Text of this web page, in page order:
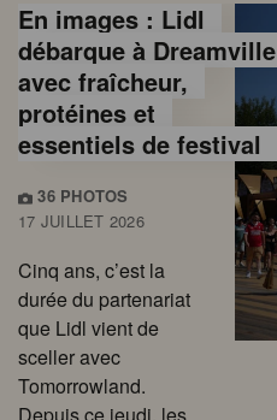
En images : Lidl
débarque à Dreamville
avec fraîcheur,
protéines et
essentiels de festival
36 PHOTOS
17 JUILLET 2026
Cinq ans, c’est la
durée du partenariat
que Lidl vient de
sceller avec
Tomorrowland.
Depuis ce jeudi, les